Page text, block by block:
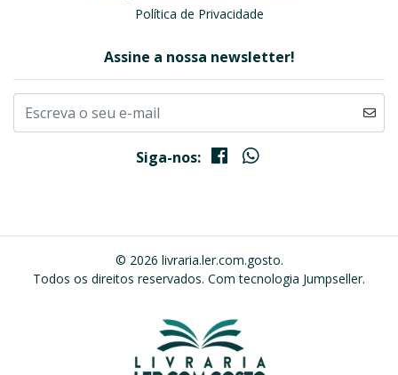
Política de Privacidade
Assine a nossa newsletter!
Siga-nos:
© 2026 livraria.ler.com.gosto.
Todos os direitos reservados. Com tecnologia Jumpseller.